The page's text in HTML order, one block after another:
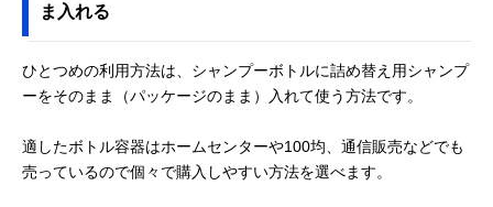
ま入れる
ひとつめの利用方法は、シャンプーボトルに詰め替え用シャンプ
ーをそのまま（パッケージのまま）入れて使う方法です。
適したボトル容器はホームセンターや100均、通信販売などでも
売っているので個々で購入しやすい方法を選べます。